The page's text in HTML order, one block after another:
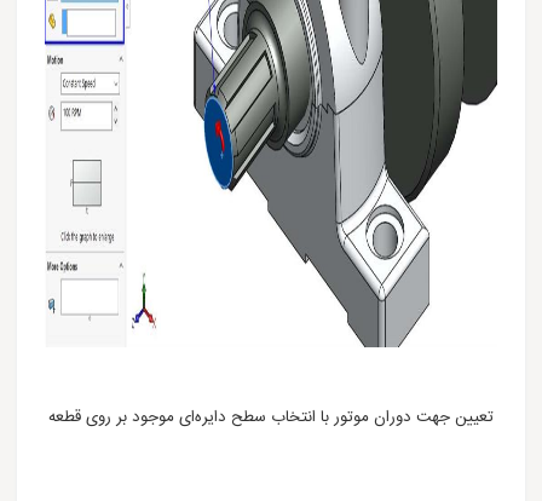
تعیین جهت دوران موتور با انتخاب سطح دایره‌ای موجود بر روی قطعه